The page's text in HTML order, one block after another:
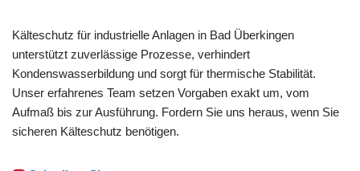
Kälteschutz für industrielle Anlagen in Bad Überkingen
unterstützt zuverlässige Prozesse, verhindert
Kondenswasserbildung und sorgt für thermische Stabilität.
Unser erfahrenes Team setzen Vorgaben exakt um, vom
Aufmaß bis zur Ausführung. Fordern Sie uns heraus, wenn Sie
sicheren Kälteschutz benötigen.